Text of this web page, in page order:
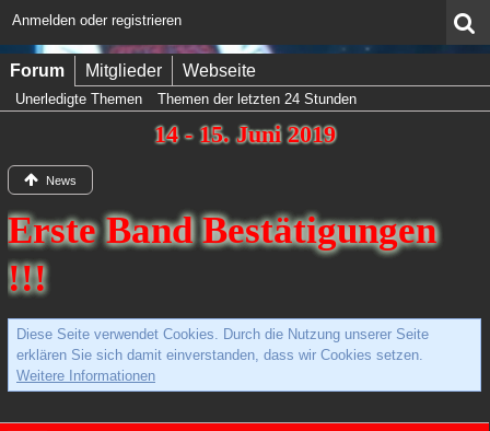
Anmelden oder registrieren
Forum Mitglieder Webseite
Unerledigte Themen Themen der letzten 24 Stunden
14 - 15. Juni 2019
News
Erste Band Bestätigungen
!!!
Diese Seite verwendet Cookies. Durch die Nutzung unserer Seite
erklären Sie sich damit einverstanden, dass wir Cookies setzen.
Weitere Informationen